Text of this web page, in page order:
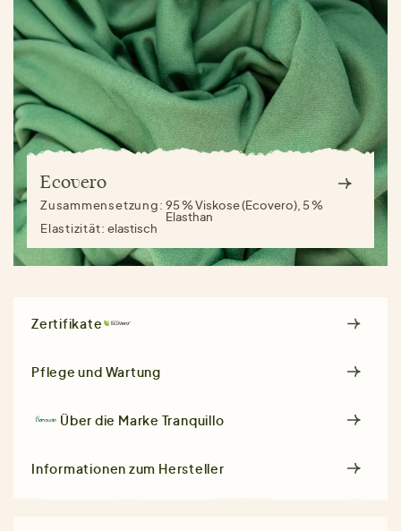
Ecovero
Zusammensetzung:95 % Viskose (Ecovero), 5 %
Elasthan
Elastizität:elastisch
Zertifikate
Pflege und Wartung
Über die Marke Tranquillo
Informationen zum Hersteller